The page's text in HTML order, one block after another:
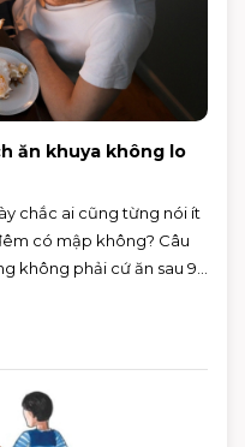
ăn khuya không lo
chắc ai cũng từng nói ít
có mập không? Câu
không phải cứ ăn sau 9